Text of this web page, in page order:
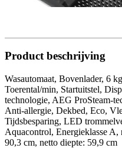
Product beschrijving
Wasautomaat, Bovenlader, 6
Toerental/min, Startuitstel,
technologie, AEG ProSteam-
Anti-allergie, Dekbed, Eco,
Tijdsbesparing, LED
Aquacontrol, Energieklasse A,
90,3 cm, netto diepte: 59,9 cm